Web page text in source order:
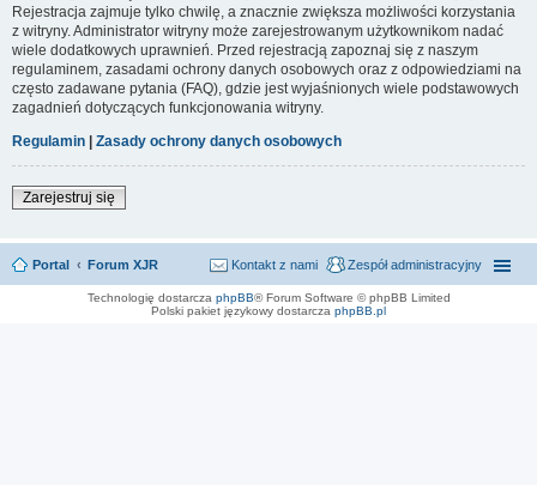
Rejestracja zajmuje tylko chwilę, a znacznie zwiększa możliwości korzystania
z witryny. Administrator witryny może zarejestrowanym użytkownikom nadać
wiele dodatkowych uprawnień. Przed rejestracją zapoznaj się z naszym
regulaminem, zasadami ochrony danych osobowych oraz z odpowiedziami na
często zadawane pytania (FAQ), gdzie jest wyjaśnionych wiele podstawowych
zagadnień dotyczących funkcjonowania witryny.
Regulamin
Zasady ochrony danych osobowych
Zarejestruj się
Portal Forum XJR Zespół administracyjny
Kontakt z nami
Technologię dostarcza phpBB® Forum Software © phpBB Limited
Polski pakiet językowy dostarcza phpBB.pl